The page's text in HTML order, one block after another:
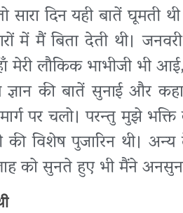
दिन यही बातें घूमती
में मैं बिता देती थी।
लौकिक भाभीजी भी आई,
ज्ञान की बातें सुनाई और
पर चलो। परन्तु मुझे
की विशेष पुजारिन थी।
को सुनते हुए भी मैंने